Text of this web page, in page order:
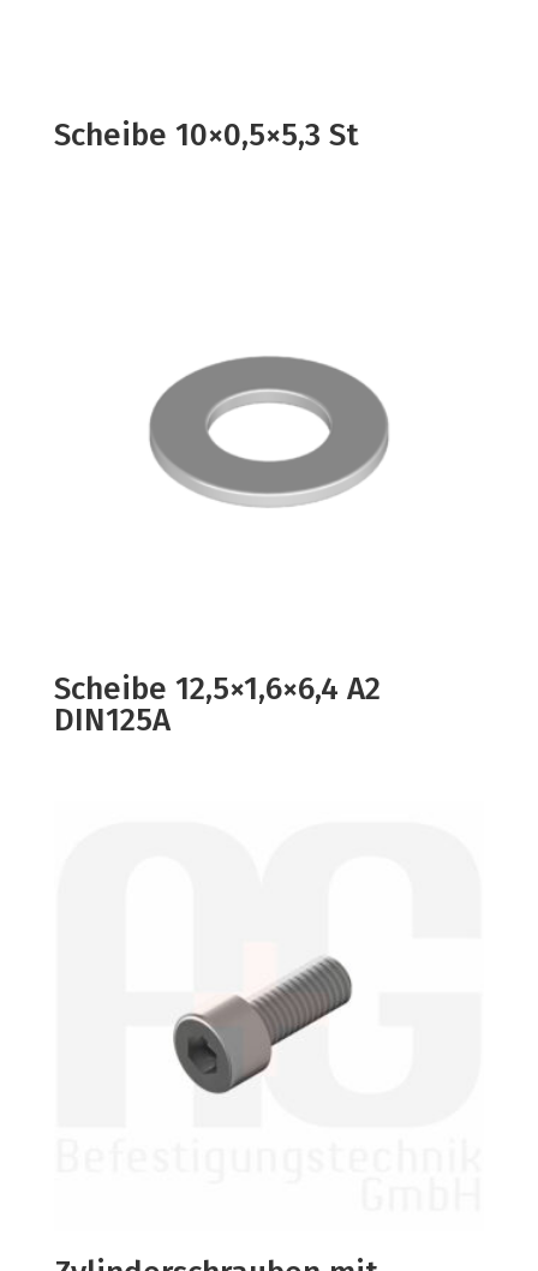
Scheibe 10×0,5×5,3 St
Scheibe 12,5×1,6×6,4 A2
DIN125A